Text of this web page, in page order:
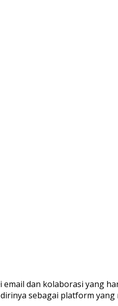
dan kolaborasi yang
sebagai platform